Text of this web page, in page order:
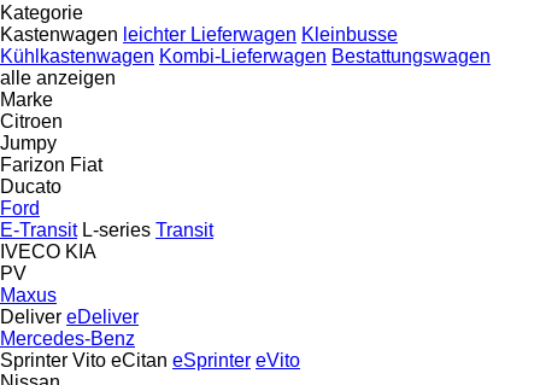
Kategorie
Kastenwagen leichter Lieferwagen Kleinbusse
Kühlkastenwagen Kombi-Lieferwagen Bestattungswagen
alle anzeigen
Marke
Citroen
Jumpy
Farizon Fiat
Ducato
Ford
E-Transit L-series Transit
IVECO KIA
PV
Maxus
Deliver eDeliver
Mercedes-Benz
Sprinter Vito eCitan eSprinter eVito